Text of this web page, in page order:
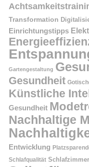
Transformation
Einrichtungstipps
Gartengestaltung
Gesundheit
Künstliche
Gesundheit
Nachhaltige
Entwicklung
Schlafqualität